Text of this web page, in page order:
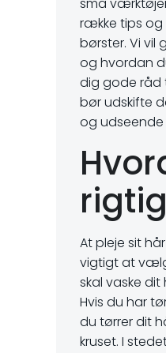
række tips
børster. Vi vil
og hvordan
dig gode råd
bør udskifte
og
At pleje sit
vigtigt at
skal vaske
Hvis du har
du tørrer dit
kruset. I